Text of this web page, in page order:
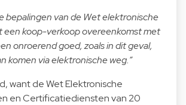
bepalingen van de Wet elektronische
een koop-verkoop overeenkomst met
onroerend goed, zoals in dit geval,
komen via elektronische weg.”
want de Wet Elektronische
en Certificatiediensten van 20